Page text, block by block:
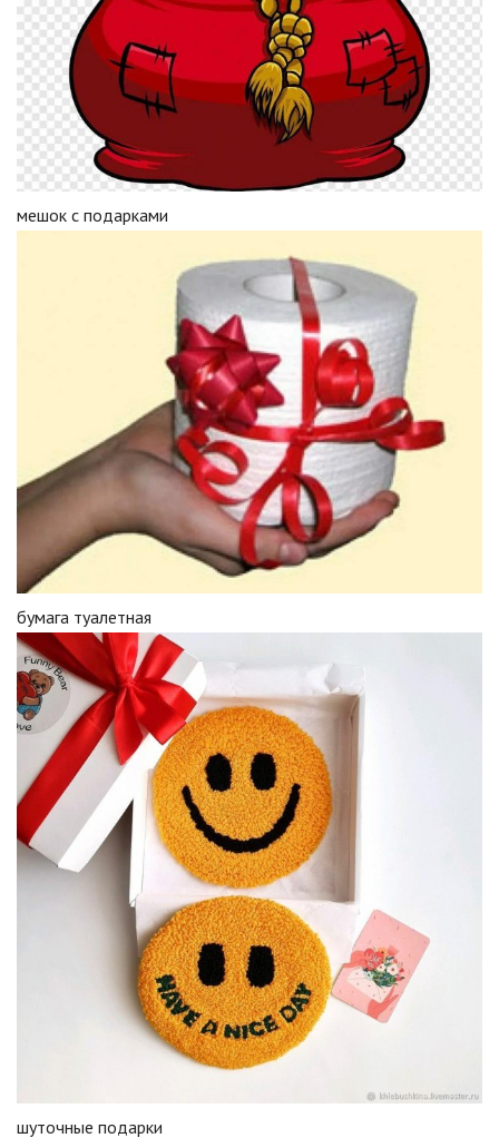
мешок с подарками
бумага туалетная
шуточные подарки